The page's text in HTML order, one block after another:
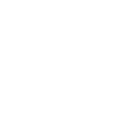
で、会計業務が初めての
MFクラウド会計・確定
を無料でご紹介します。